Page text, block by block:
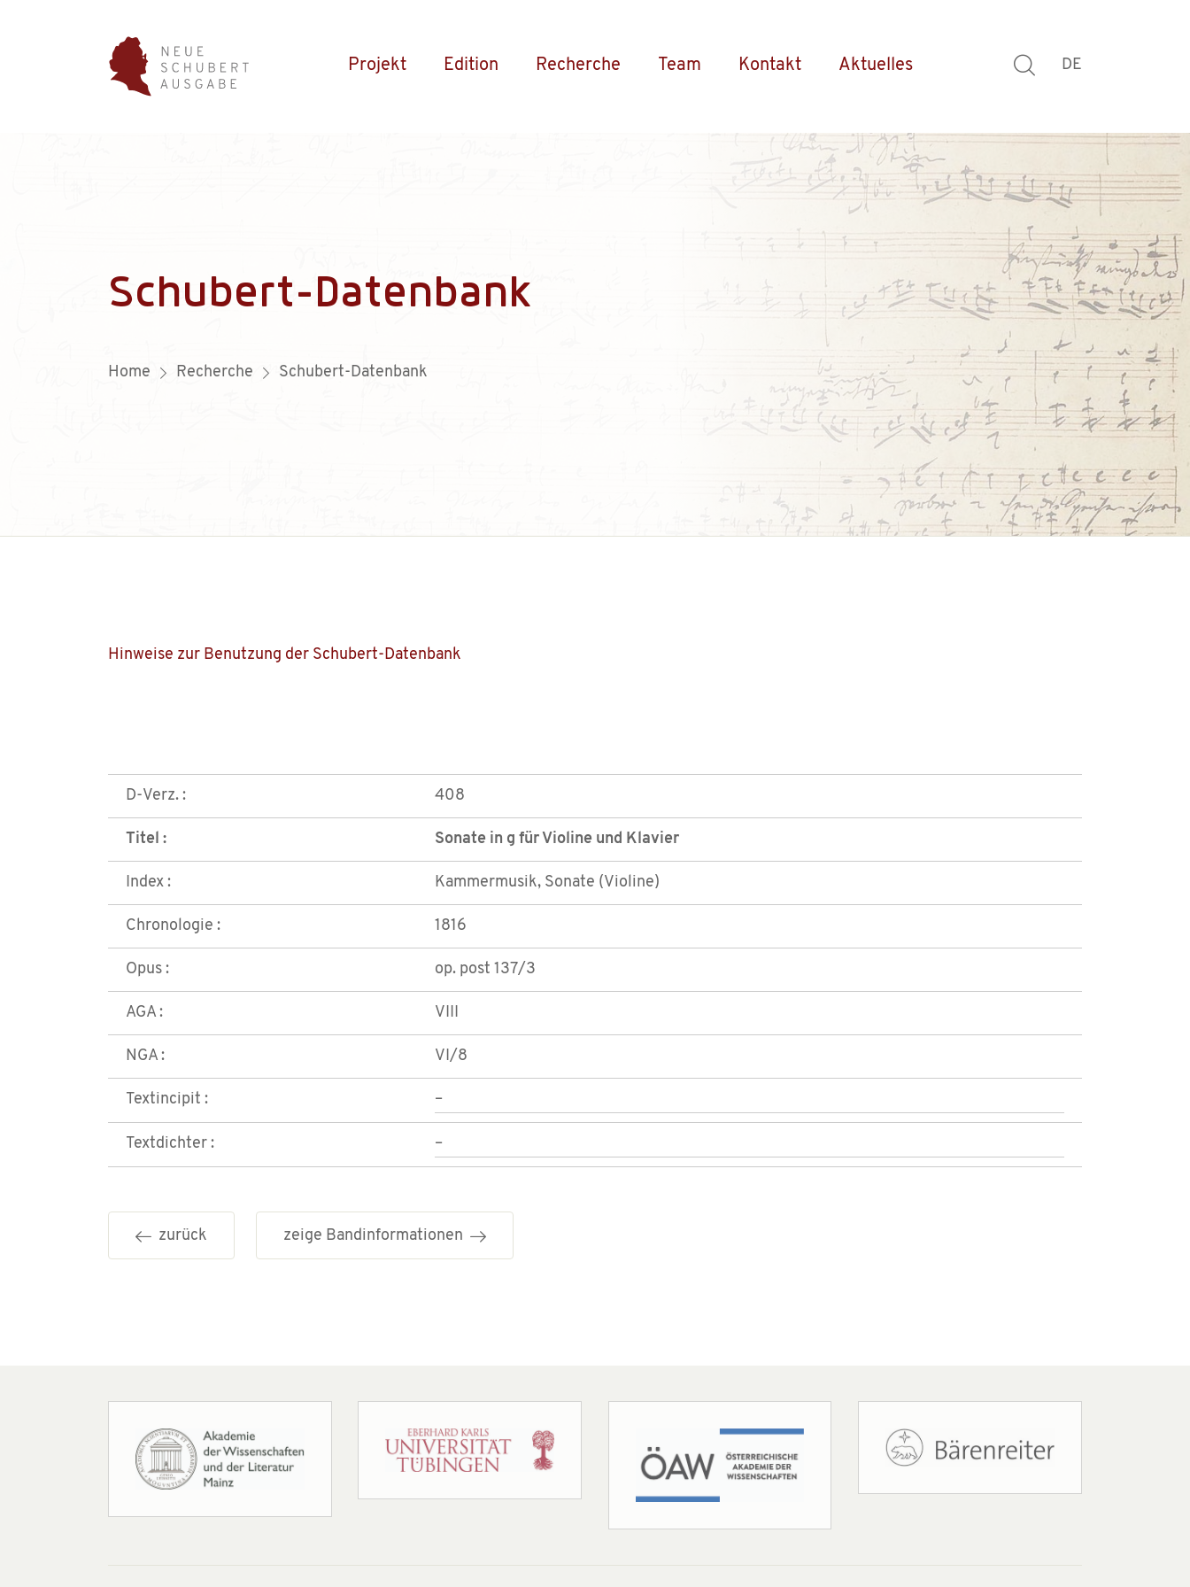
Projekt Edition Recherche Team Kontakt Aktuelles DE
Schubert-Datenbank
Home Recherche Schubert-Datenbank
Hinweise zur Benutzung der Schubert-Datenbank
D-Verz. : 408
Titel : Sonate in g für Violine und Klavier
Index : Kammermusik, Sonate (Violine)
Chronologie : 1816
Opus : op. post 137/3
AGA : VIII
NGA : VI/8
Textincipit : –
Textdichter : –
zurück zeige Bandinformationen